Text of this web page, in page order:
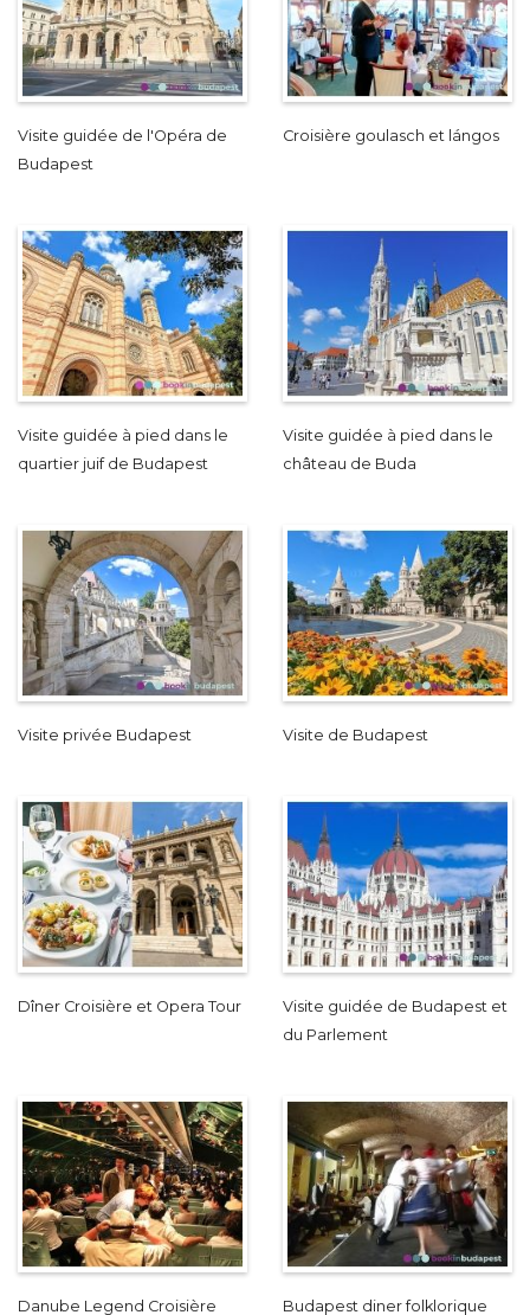
Visite guidée de l'Opéra de
Budapest
Croisière goulasch et lángos
Visite guidée à pied dans le
quartier juif de Budapest
Visite guidée à pied dans le
château de Buda
Visite privée Budapest Visite de Budapest
Dîner Croisière et Opera Tour
Visite guidée de Budapest et
du Parlement
Danube Legend Croisière Budapest diner folklorique